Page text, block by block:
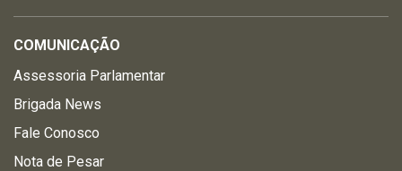
COMUNICAÇÃO
Assessoria Parlamentar
Brigada News
Fale Conosco
Nota de Pesar